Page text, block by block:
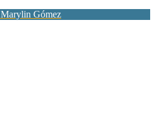
Marylin Gómez